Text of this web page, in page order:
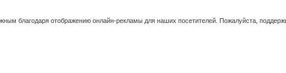
благодаря отображению онлайн-рекламы для наших посетителей. Пожалуйста,